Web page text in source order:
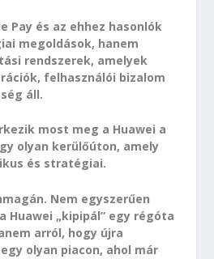
Pay és az ehhez hasonlók
megoldások, hanem
rendszerek, amelyek
felhasználói bizalom
áll.
most meg a Huawei a
olyan kerülőúton, amely
és stratégiai.
Nem egyszerűen
Huawei „kipipál” egy régóta
arról, hogy újra
olyan piacon, ahol már